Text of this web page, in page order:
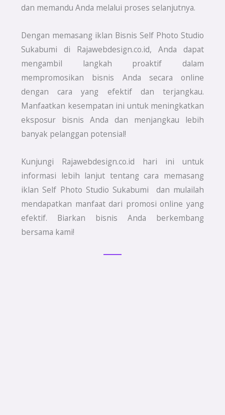
dan memandu Anda melalui proses selanjutnya.
Dengan memasang iklan Bisnis Self Photo Studio
Sukabumi di Rajawebdesign.co.id, Anda dapat
mengambil langkah proaktif dalam
mempromosikan bisnis Anda secara online
dengan cara yang efektif dan terjangkau.
Manfaatkan kesempatan ini untuk meningkatkan
eksposur bisnis Anda dan menjangkau lebih
banyak pelanggan potensial!
Kunjungi Rajawebdesign.co.id hari ini untuk
informasi lebih lanjut tentang cara memasang
iklan Self Photo Studio Sukabumi dan mulailah
mendapatkan manfaat dari promosi online yang
efektif. Biarkan bisnis Anda berkembang
bersama kami!